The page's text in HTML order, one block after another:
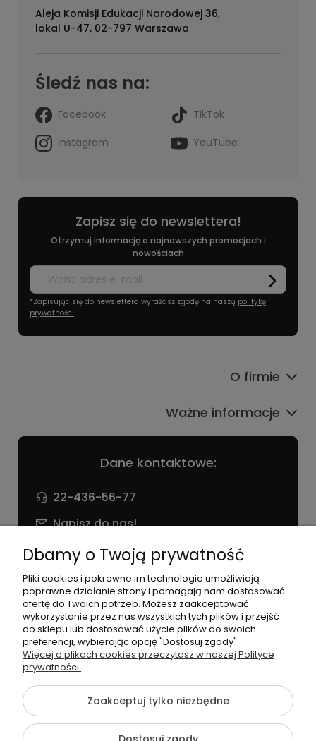
Aleja Komisji Edukacji Narodowej 36,
lokal U-47, 02-797 Warszawa
Śledź nas na:
Facebook
TikTok
Instagram
YouTube
Zapisz się do newslettera!
Otrzymuj informację o najnowszych promocjach i
nowościach
*Zapisując się do newslettera wyrażasz zgodę na naszą politykę
prywatności
Dane kontaktowe:
22-436-56-77
Napisz do nas!
NIP: 826 186 42 29
O firmie
Ważne informacje
©2026 Wszelkie Prawa Zastrzeżone | agneess sklep
internetowy
Szablon Flex byEcommercy
Dbamy o Twoją prywatność
Pliki cookies i pokrewne im technologie umożliwiają
poprawne działanie strony i pomagają nam dostosować
ofertę do Twoich potrzeb. Możesz zaakceptować
wykorzystanie przez nas wszystkich tych plików i przejść
do sklepu lub dostosować użycie plików do swoich
preferencji, wybierając opcję "Dostosuj zgody".
Więcej o plikach cookies przeczytasz w naszej Polityce
prywatności.
Zaakceptuj tylko niezbędne